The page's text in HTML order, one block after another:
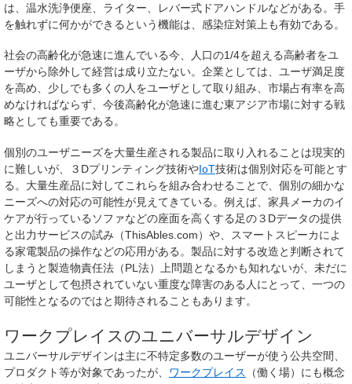
は、温水洗浄便座、ライター、レバー式ドアハンドルなどがある。手
を触れずに何かができるという機能は、感染症対策上も有効である。
社会の高齢化が急速に進んでいる今、人口の1/4を超える高齢者をユ
ーザから除外して経営は成り立たない。企業としては、ユーザ満足度
を高め、少しでも多くの人をユーザとして取り組み、市場占有率を高
めなければならず、今後高齢化が急速に進む東アジア市場に対する戦
略としても重要である。
個別のユーザニーズを大量生産される製品に取り入れることは現実的
に難しいが、３Dプリンティング技術やIoT技術は個別対応を可能とす
る。大量生産品に対してこれらを組み合わせることで、個別の細かな
ニーズへの対応の可能性が見えてきている。例えば、家具メーカのイ
ケアが行っているソファなどの座面を高くする足の３Dデータの提供
と出力サービスの試み（ThisAbles.com）や、スマートスピーカによ
る家電製品の操作などの応用がある。製品に対する改造と判断されて
しまうと製造物責任法（PL法）上問題となるかも知れないが、未だに
ユーザとして包摂されていない重度な障害のある人にとって、一つの
可能性となるのではと期待されることもあります。
ワークプレイスのユニバーサルデザイン
ユニバーサルデザインは主に不特定多数のユーザーが使う公共空間、
プロダクト等が対象であったが、 ワークプレイス
（働く場）にも概念